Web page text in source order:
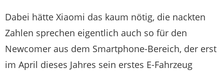
Dabei hätte Xiaomi das kaum nötig, die nackten
Zahlen sprechen eigentlich auch so für den
Newcomer aus dem Smartphone-Bereich, der erst
im April dieses Jahres sein erstes E-Fahrzeug